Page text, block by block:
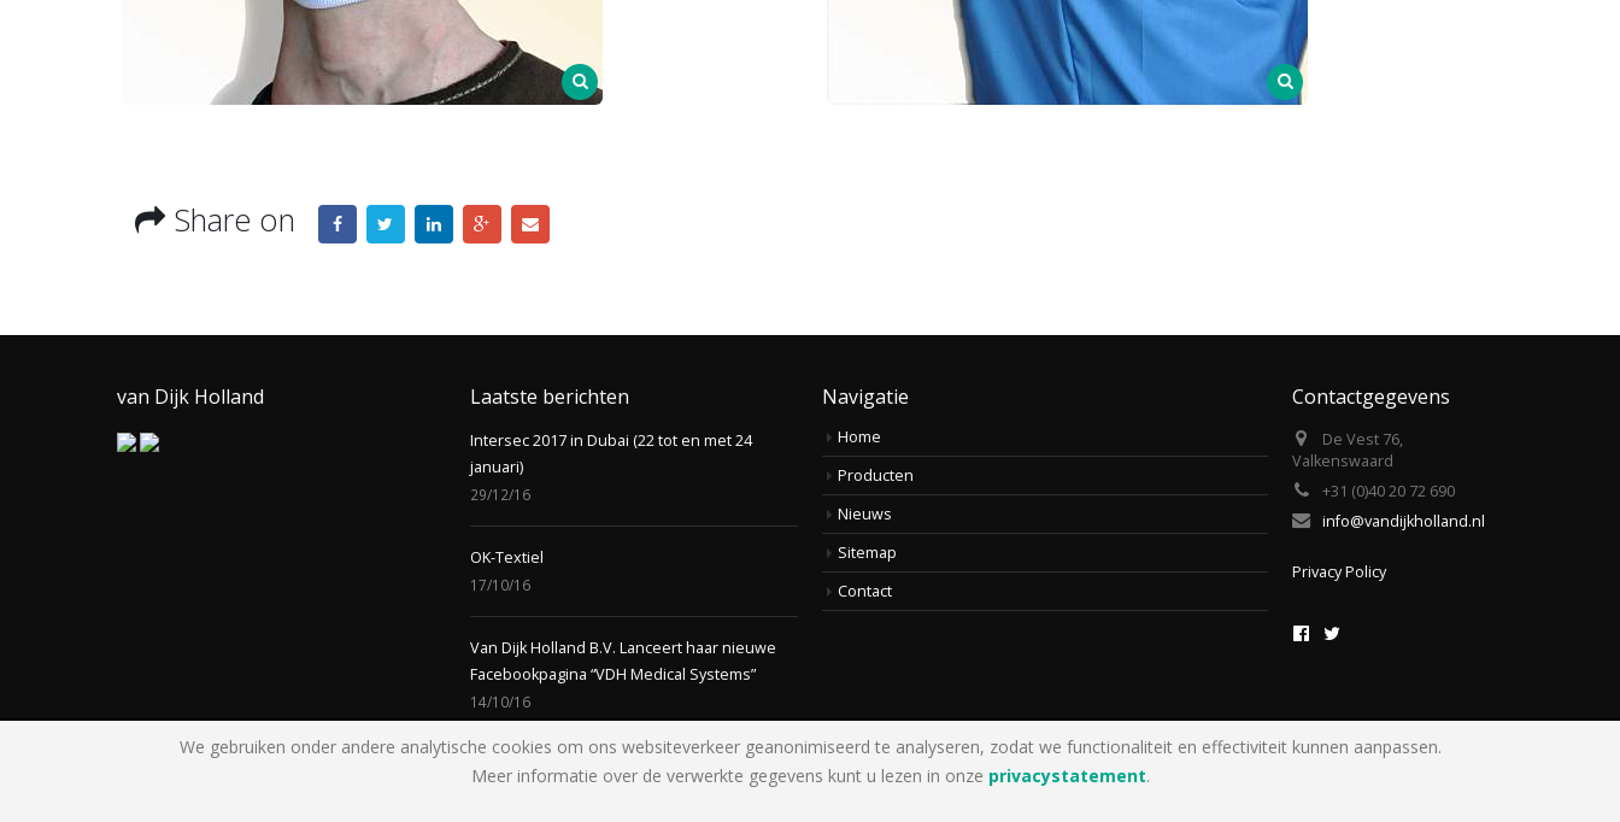
Share on
van Dijk Holland Laatste berichten
Intersec 2017 in Dubai (22 tot en met 24
januari)
29/12/16
OK-Textiel
17/10/16
Van Dijk Holland B.V. Lanceert haar nieuwe
Facebookpagina “VDH Medical Systems”
14/10/16
Navigatie
Home
Producten
Nieuws
Sitemap
Contact
Contactgegevens
De Vest 76,
Valkenswaard
+31 (0)40 20 72 690
info@vandijkholland.nl
Privacy Policy
We gebruiken onder andere analytische cookies om ons websiteverkeer geanonimiseerd te analyseren, zodat we functionaliteit en effectiviteit kunnen aanpassen.
Meer informatie over de verwerkte gegevens kunt u lezen in onze privacystatement.